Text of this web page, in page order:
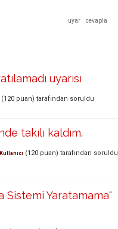
uyarısı
(120 puan) tarafından soruldu
takılı kaldım.
(120 puan) tarafından soruldu
Yaratamama"